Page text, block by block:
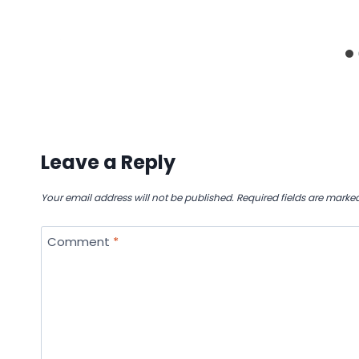
Leave a Reply
Your email address will not be published. Required fields are
Comment *